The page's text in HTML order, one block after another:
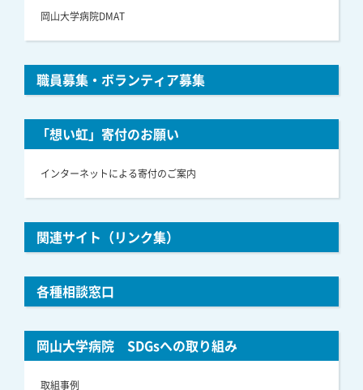
岡山大学病院DMAT
職員募集・ボランティア募集
「想い虹」寄付のお願い
インターネットによる寄付のご案内
関連サイト（リンク集）
各種相談窓口
岡山大学病院 SDGsへの取り組み
取組事例